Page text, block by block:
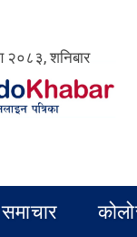
२०८३, शनिबार